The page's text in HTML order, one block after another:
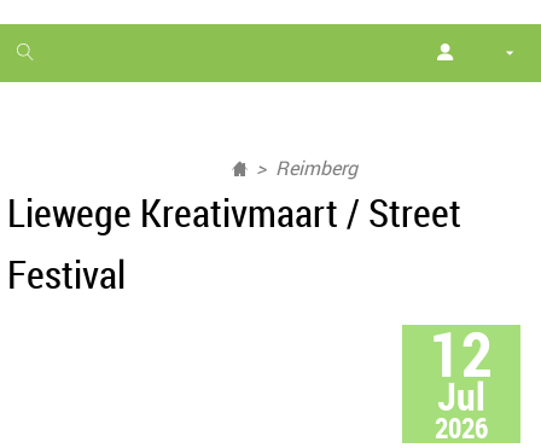
1
month
Reimberg
Liewege Kreativmaart / Street
Festival
12
Jul
2026